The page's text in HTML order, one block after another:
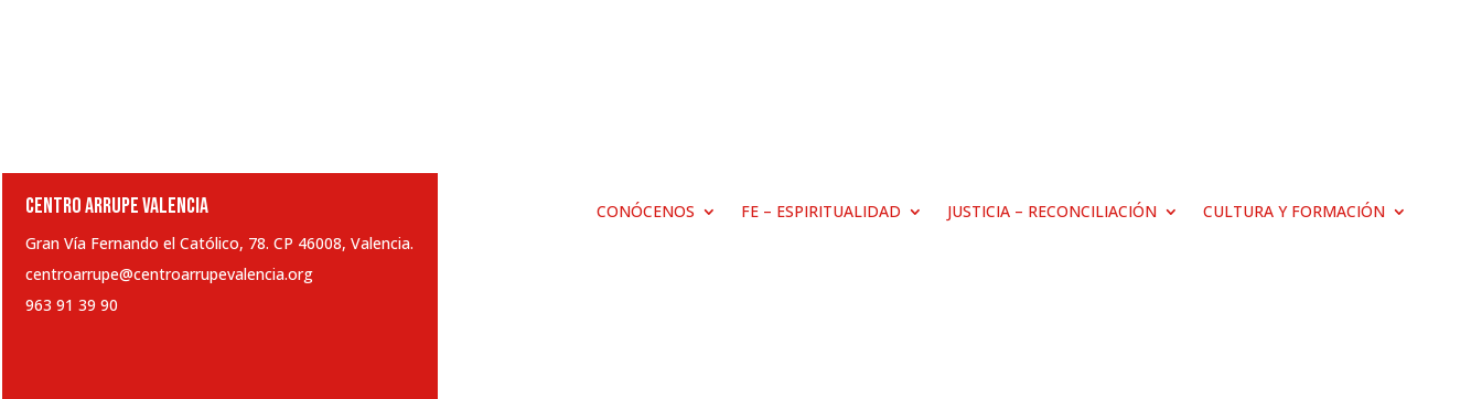
CENTRO ARRUPE VALENCIA
Gran Vía Fernando el Católico, 78. CP 46008, Valencia.
centroarrupe@centroarrupevalencia.org
963 91 39 90
CONÓCENOS FE – ESPIRITUALIDAD JUSTICIA – RECONCILIACIÓN CULTURA Y FORMACIÓN